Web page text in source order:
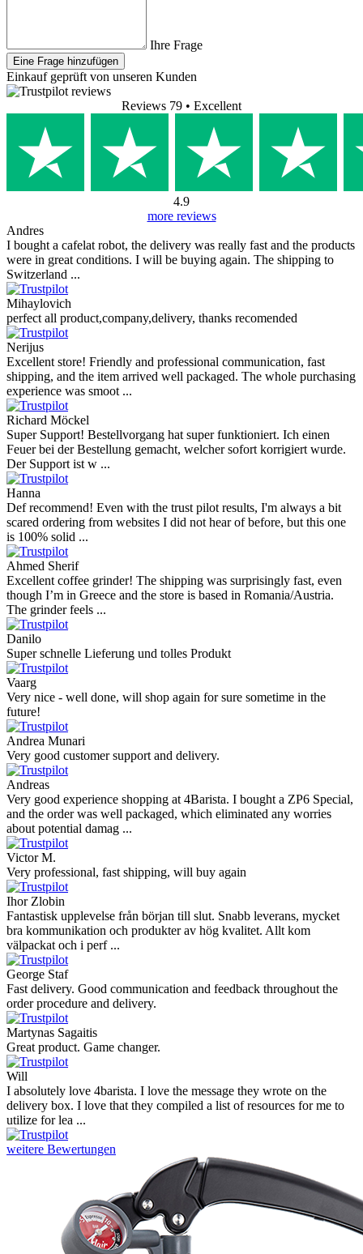
Ihre Frage
Eine Frage hinzufügen
Einkauf geprüft von unseren Kunden
Reviews 79 • Excellent
4.9
more reviews
Andres
I bought a cafelat robot, the delivery was really fast and the products
were in great conditions. I will be buying again. The shipping to
Switzerland ...
Mihaylovich
perfect all product,company,delivery, thanks recomended
Nerijus
Excellent store! Friendly and professional communication, fast
shipping, and the item arrived well packaged. The whole purchasing
experience was smoot ...
Richard Möckel
Super Support! Bestellvorgang hat super funktioniert. Ich einen
Feuer bei der Bestellung gemacht, welcher sofort korrigiert wurde.
Der Support ist w ...
Hanna
Def recommend! Even with the trust pilot results, I'm always a bit
scared ordering from websites I did not hear of before, but this one
is 100% solid ...
Ahmed Sherif
Excellent coffee grinder! The shipping was surprisingly fast, even
though I’m in Greece and the store is based in Romania/Austria.
The grinder feels ...
Danilo
Super schnelle Lieferung und tolles Produkt
Vaarg
Very nice - well done, will shop again for sure sometime in the
future!
Andrea Munari
Very good customer support and delivery.
Andreas
Very good experience shopping at 4Barista. I bought a ZP6 Special,
and the order was well packaged, which eliminated any worries
about potential damag ...
Victor M.
Very professional, fast shipping, will buy again
Ihor Zlobin
Fantastisk upplevelse från början till slut. Snabb leverans, mycket
bra kommunikation och produkter av hög kvalitet. Allt kom
välpackat och i perf ...
George Staf
Fast delivery. Good communication and feedback throughout the
order procedure and delivery.
Martynas Sagaitis
Great product. Game changer.
Will
I absolutely love 4barista. I love the message they wrote on the
delivery box. I love that they compiled a list of resources for me to
utilize for lea ...
weitere Bewertungen